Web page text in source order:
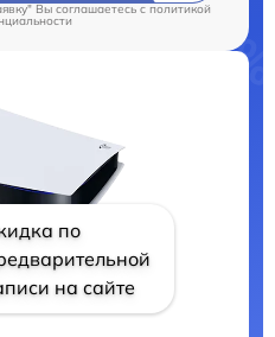
Вы соглашаетесь cполитикой
по
на сайте